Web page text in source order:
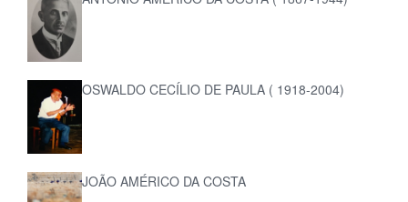
OSWALDO CECÍLIO DE PAULA ( 1918-2004)
JOÃO AMÉRICO DA COSTA